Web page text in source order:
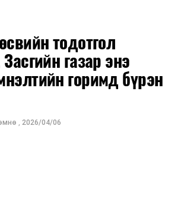
унтраах, аврах 50 дугаар ангид
хойш буюу 2004-2024 онд Налайх
байдлын хэлтэст салааны
дарга хүртэл албан тушаал
аймгийн Онцгой байдлын газрын
есдүгээр сард томилогдон үүрэг
тодотгол
газар энэ
горимд бүрэн
, 2026/04/06